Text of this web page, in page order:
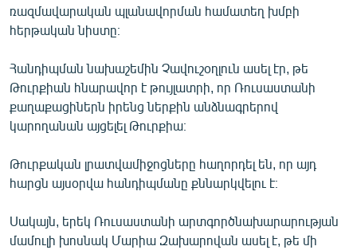
Հայերեն
Русский
ՀԵՏԵՎԵՔ ՄԵԶ
«Ազատության» բոլոր կայքերը
ռազմավարական պլանավորման համատեղ խմբի
հերթական նիստը։
Հանդիպման նախաշեմին Չավուշօղլուն ասել էր, թե
Թուրքիան հնարավոր է թույլատրի, որ Ռուսաստանի
քաղաքացիներն իրենց ներքին անձնագրերով
կարողանան այցելել Թուրքիա։
Թուրքական լրատվամիջոցները հաղորդել են, որ այդ
հարցն այսօրվա հանդիպմանը քննարկվելու է։
Սակայն, երեկ Ռուսաստանի արտգործնախարարության
մամուլի խոսնակ Մարիա Զախարովան ասել է, թե մի